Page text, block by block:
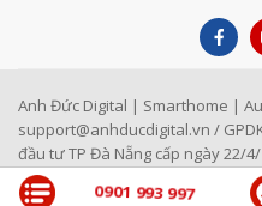
0901 993 997
Anh Đức Digital | Smarthome |
support@anhducdigital.vn /
đầu tư TP Đà Nẵng cấp ngày 22/